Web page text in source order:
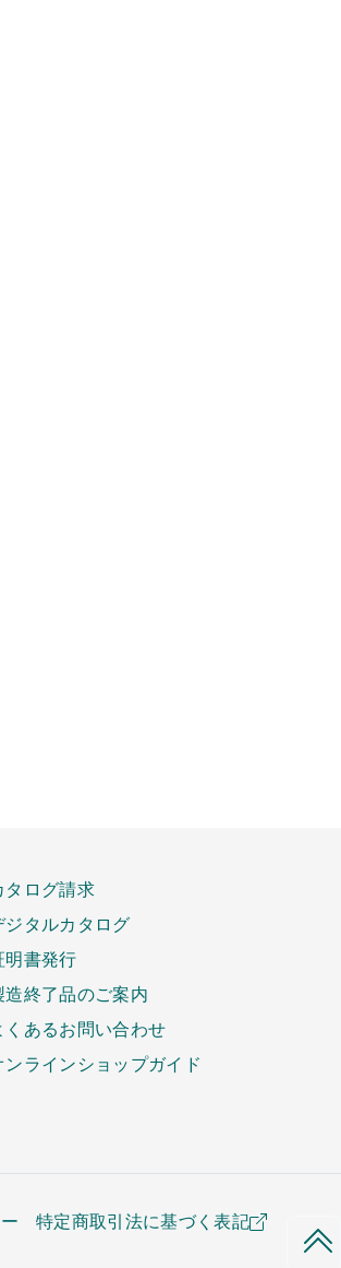
タログ請求
ジタルカタログ
明書発行
造終了品のご案内
くあるお問い合わせ
ンラインショップガイド
特定商取引法に基づく表記